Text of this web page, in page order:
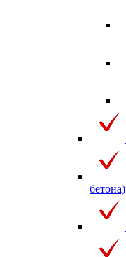
бетона)